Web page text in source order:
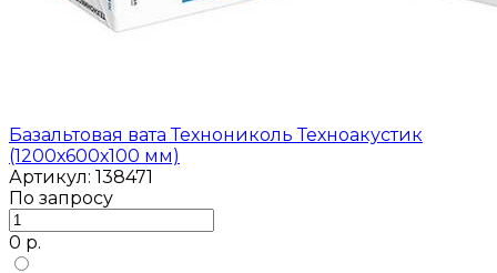
Базальтовая вата Технониколь Техноакустик
(1200х600х100 мм)
Артикул: 138471
По запросу
0 р.